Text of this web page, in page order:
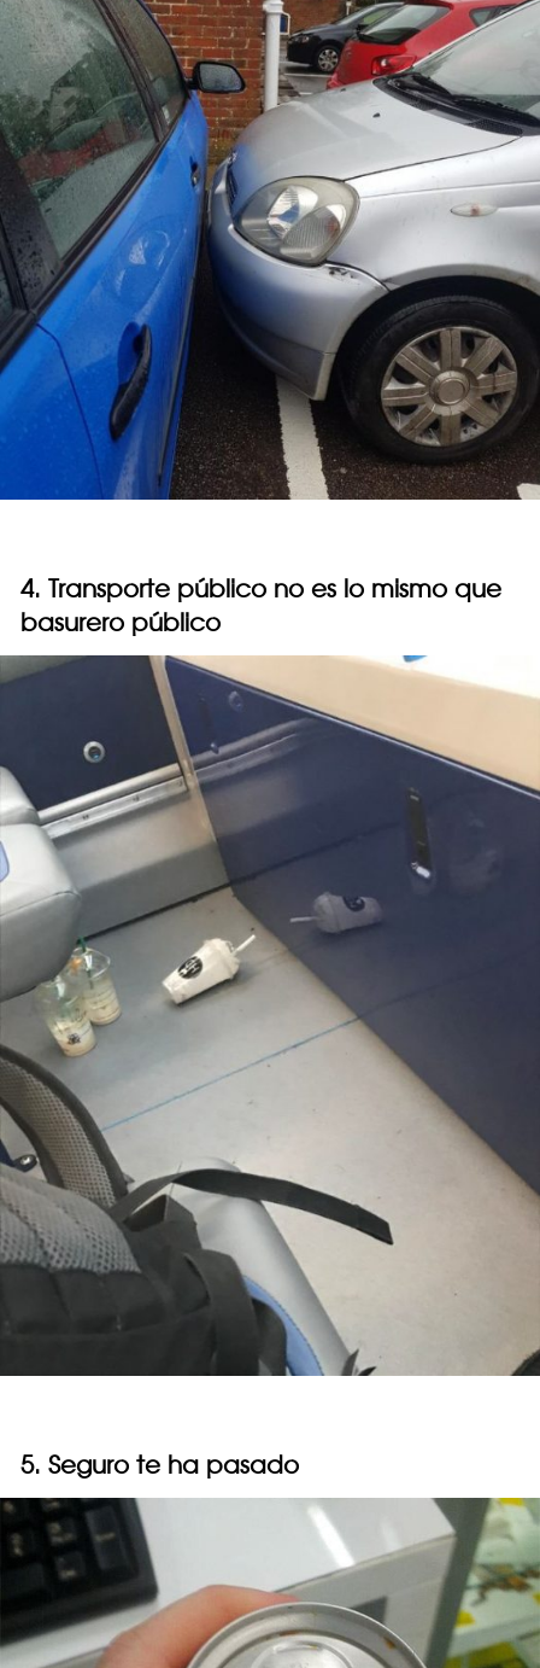
4. Transporte público no es lo mismo que
basurero público
5. Seguro te ha pasado